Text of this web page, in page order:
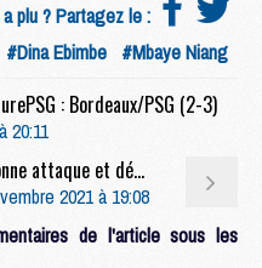
plu ? Partagez le :
#Dina Ebimbe #Mbaye Niang
: Bordeaux/PSG (2-3)
20:11
Club : Moyenne de points d'élite, bonne attaque et défense poreuse, un profil Bayern pour le PSG ?
2021 à 19:08
de l'article sous les